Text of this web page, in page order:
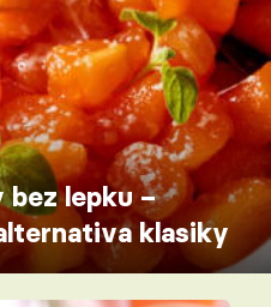
lepku –
klasiky